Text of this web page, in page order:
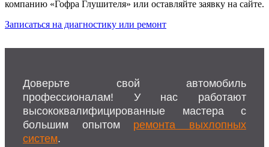
компанию «Гофра Глушителя» или оставляйте заявку на сайте.
Записаться на диагностику или ремонт
Доверьте свой автомобиль
профессионалам! У нас работают
высококвалифицированные мастера с
большим опытом ремонта выхлопных
систем.